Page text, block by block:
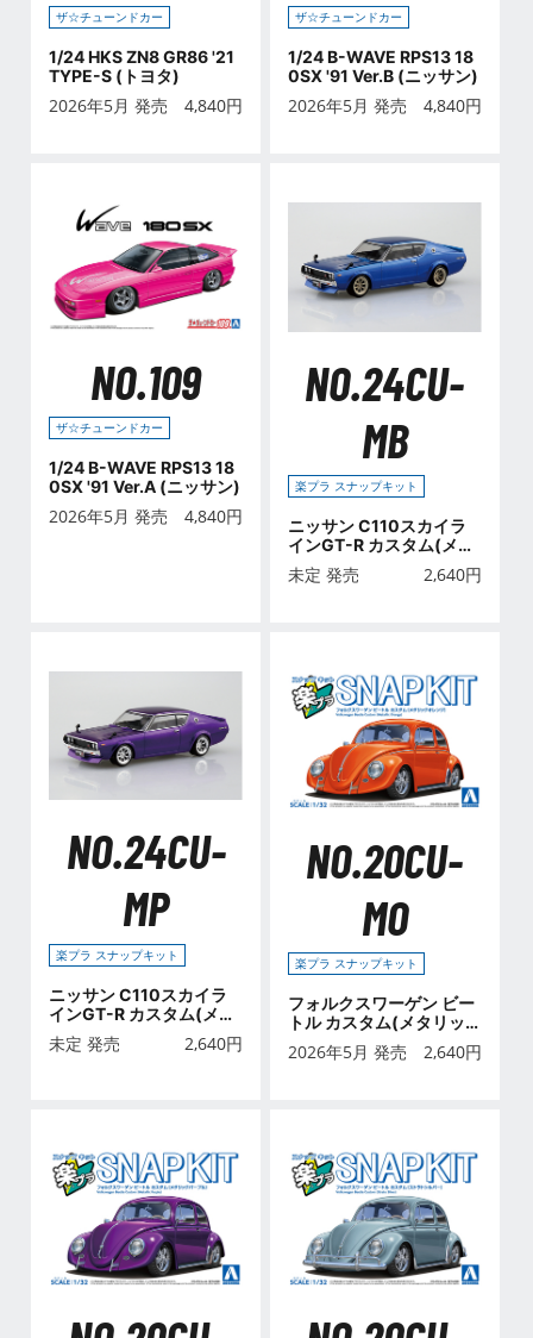
ザ☆チューンドカー
1/24 HKS ZN8 GR86 '21
TYPE-S (トヨタ)
2026年5月 発売 4,840円
ザ☆チューンドカー
1/24 B-WAVE RPS13 18
0SX '91 Ver.B (ニッサン)
2026年5月 発売 4,840円
NO.109
ザ☆チューンドカー
1/24 B-WAVE RPS13 18
0SX '91 Ver.A (ニッサン)
2026年5月 発売 4,840円
NO.24CU-
MB
楽プラ スナップキット
ニッサン C110スカイラ
インGT-R カスタム(メタ
リックブルー)
未定 発売 2,640円
NO.24CU-
MP
楽プラ スナップキット
ニッサン C110スカイラ
インGT-R カスタム(メタ
リックパープル)
未定 発売 2,640円
NO.20CU-
MO
楽プラ スナップキット
フォルクスワーゲン ビー
トル カスタム(メタリッ
クオレンジ)
2026年5月 発売 2,640円